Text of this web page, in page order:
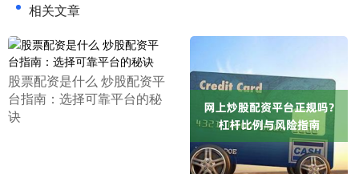
相关文章
​股票配资是什么 炒股配资平
台指南：选择可靠平台的秘
诀